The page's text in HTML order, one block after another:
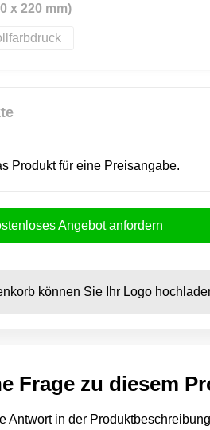
x 220 mm)
Produkt für eine Preisangabe.
Angebot anfordern
können Sie Ihr Logo
Frage zu diesem
Antwort in der